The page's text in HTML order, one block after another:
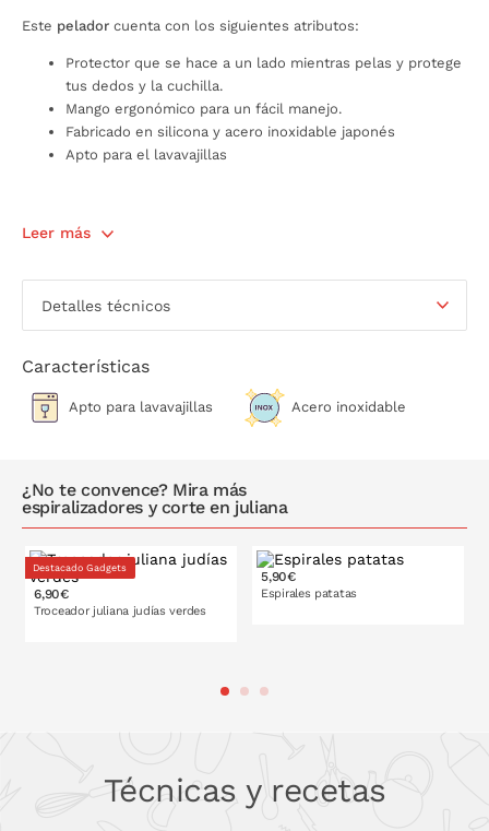
Este pelador cuenta con los siguientes atributos:
Protector que se hace a un lado mientras pelas y protege
tus dedos y la cuchilla.
Mango ergonómico para un fácil manejo.
Fabricado en silicona y acero inoxidable japonés
Apto para el lavavajillas
Leer más
Detalles técnicos
Características
Apto para lavavajillas Acero inoxidable
¿No te convence? Mira más
espiralizadores y corte en juliana
Destacado Gadgets
6,90€
Troceador juliana judías verdes
5,90€
Espirales patatas
Técnicas y recetas